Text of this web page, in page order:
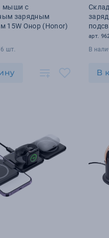
мыши с
зарядным
15W Онор (Honor)
шт.
арт.
В
В